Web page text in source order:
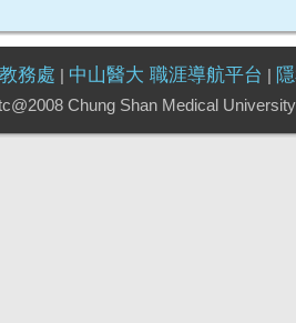
教務處 | 中山醫大 職涯導航平台 |
Chung Shan Medical